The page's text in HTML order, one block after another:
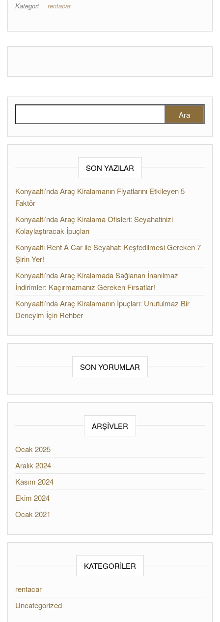
Kategori rentacar
SON YAZILAR
Konyaaltı’nda Araç Kiralamanın Fiyatlarını Etkileyen 5
Faktör
Konyaaltı’nda Araç Kiralama Ofisleri: Seyahatinizi
Kolaylaştıracak İpuçları
Konyaaltı Rent A Car ile Seyahat: Keşfedilmesi Gereken 7
Şirin Yer!
Konyaaltı’nda Araç Kiralamada Sağlanan İnanılmaz
İndirimler: Kaçırmamanız Gereken Fırsatlar!
Konyaaltı’nda Araç Kiralamanın İpuçları: Unutulmaz Bir
Deneyim İçin Rehber
SON YORUMLAR
ARŞIVLER
Ocak 2025
Aralık 2024
Kasım 2024
Ekim 2024
Ocak 2021
KATEGORILER
rentacar
Uncategorized